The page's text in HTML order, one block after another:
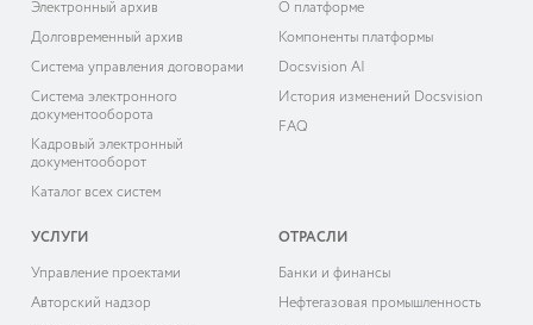
Электронный архив
Долговременный архив
Система управления договорами
Система электронного
документооборота
Кадровый электронный
документооборот
Каталог всех систем
О платформе
Компоненты платформы
Docsvision AI
История изменений Docsvision
FAQ
УСЛУГИ
Управление проектами
Авторский надзор
ОТРАСЛИ
Банки и финансы
Нефтегазовая промышленность